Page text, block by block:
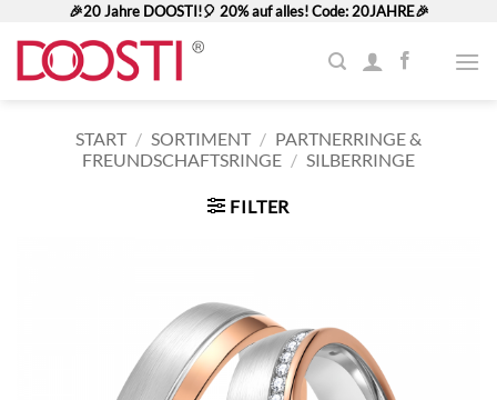
Inhalt
springen
🎉20 Jahre DOOSTI!🎈 20% auf alles! Code: 20JAHRE🎉
START / SORTIMENT / PARTNERRINGE &
FREUNDSCHAFTSRINGE / SILBERRINGE
FILTER